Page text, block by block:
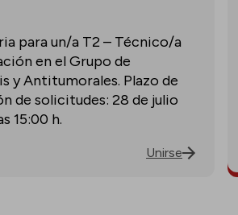
para un/a T2 – Técnico/a
en el Grupo de
y Antitumorales. Plazo de
de solicitudes: 28 de julio
15:00 h.
Unirse